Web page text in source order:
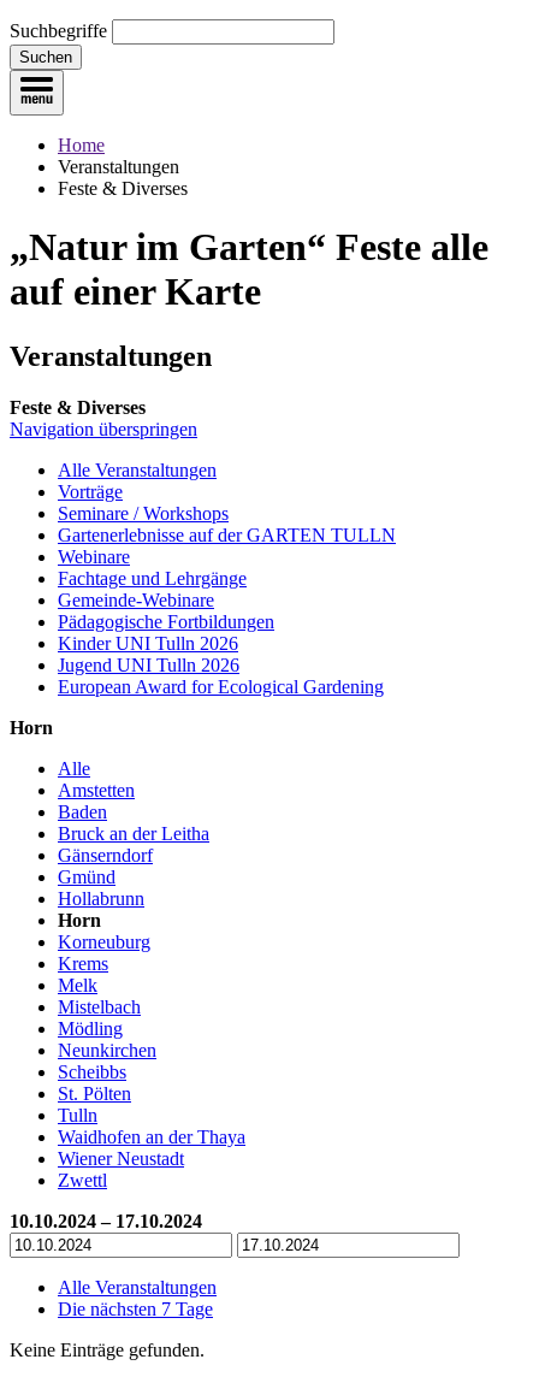
Suchbegriffe
Suchen
Home
Veranstaltungen
Feste & Diverses
„Natur im Garten“ Feste alle
auf einer Karte
Veranstaltungen
Feste & Diverses
Navigation überspringen
Alle Veranstaltungen
Vorträge
Seminare / Workshops
Gartenerlebnisse auf der GARTEN TULLN
Webinare
Fachtage und Lehrgänge
Gemeinde-Webinare
Pädagogische Fortbildungen
Kinder UNI Tulln 2026
Jugend UNI Tulln 2026
European Award for Ecological Gardening
Horn
Alle
Amstetten
Baden
Bruck an der Leitha
Gänserndorf
Gmünd
Hollabrunn
Horn
Korneuburg
Krems
Melk
Mistelbach
Mödling
Neunkirchen
Scheibbs
St. Pölten
Tulln
Waidhofen an der Thaya
Wiener Neustadt
Zwettl
10.10.2024 – 17.10.2024
Alle Veranstaltungen
Die nächsten 7 Tage
Keine Einträge gefunden.